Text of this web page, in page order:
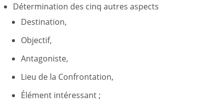
Détermination des cinq autres aspects
Destination,
Objectif,
Antagoniste,
Lieu de la Confrontation,
Élément intéressant ;